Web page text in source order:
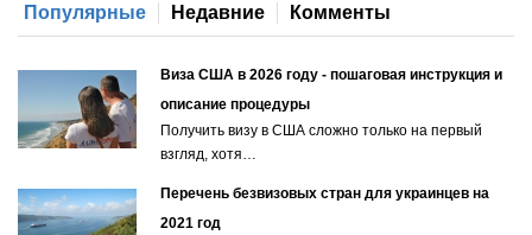
Популярные Недавние Комменты
Виза США в 2026 году - пошаговая инструкция и
описание процедуры
Получить визу в США сложно только на первый
взгляд, хотя…
Перечень безвизовых стран для украинцев на
2021 год